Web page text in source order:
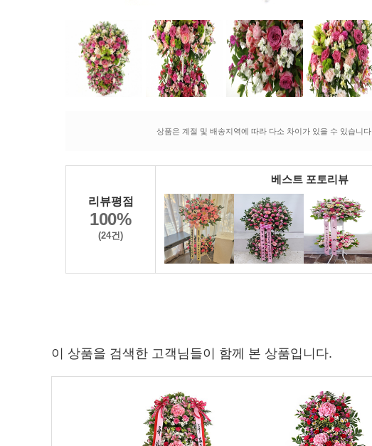
상품은 계절 및 배송지역에 따라 다소 차이가 있을 수 있습니다.
리뷰평점
100%
(24건)
베스트 포토리뷰
이 상품을 검색한 고객님들이 함께 본 상품입니다.